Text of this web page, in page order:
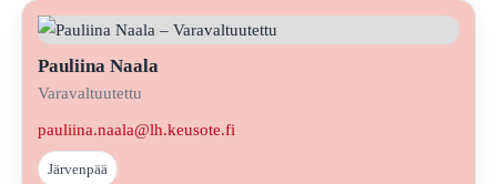
Pauliina Naala
Varavaltuutettu
pauliina.naala@lh.keusote.fi
Järvenpää